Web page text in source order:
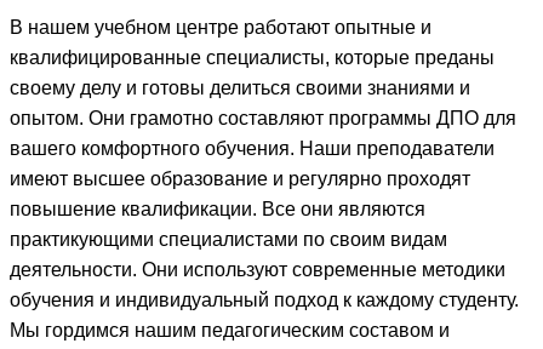
В нашем учебном центре работают опытные и
квалифицированные специалисты, которые преданы
своему делу и готовы делиться своими знаниями и
опытом. Они грамотно составляют программы ДПО для
вашего комфортного обучения. Наши преподаватели
имеют высшее образование и регулярно проходят
повышение квалификации. Все они являются
практикующими специалистами по своим видам
деятельности. Они используют современные методики
обучения и индивидуальный подход к каждому студенту.
Мы гордимся нашим педагогическим составом и